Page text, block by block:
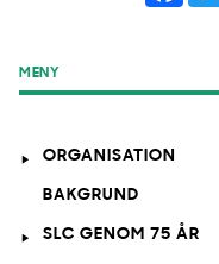
MENY
ORGANISATION
BAKGRUND
SLC GENOM 75 ÅR